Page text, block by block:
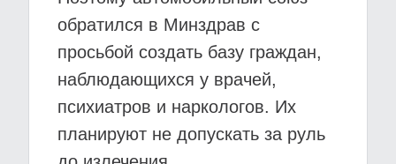
обратился в Минздрав с
просьбой создать базу граждан,
наблюдающихся у врачей,
психиатров и наркологов. Их
планируют не допускать за руль